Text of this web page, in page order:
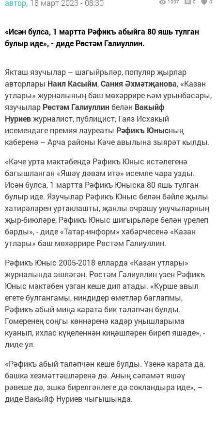
автор, 18 март 2023 - 08:30 1007 0 0
«Исән булса, 1 мартта Рәфикъ абыйга 80 яшь тулган
булыр иде», - диде Рөстәм Галиуллин.
Якташ язучылар – шагыйрьләр, популяр җырлар
авторлары Наил Касыйм,Сания Әхмәтҗанова, «Казан
утлары» журналының баш мөхәррире һәм урынбасары,
язучылар Рөстәм Галиуллинбелән Вакыйф
Нуриевжурналист, публицист, Гаяз Исхакый
исемендәге премия лауреаты Рәфикъ Юнысның
каберенә – Арча районы Кәче авылына зыярәт кылды.
«Кәче урта мәктәбендә Рәфикъ Юныс истәлегенә
багышланган «Яшәү дәвам итә» исемле чара узды.
Исән булса, 1 мартта Рәфикъ Юныска 80 яшь тулган
булыр иде. Язучылар Рәфикъ Юныс белән бәйле җылы
хатирәләрен уртаклашты, җанлы очрашу укучыларның
җыр-биюләре, Рәфикъ Юныс шигырьләре белән үрелеп
барды», - диде «Татар-информ» хәбәрчесенә «Казан
утлары» баш мөхәррире Рөстәм Галиуллин.
Рәфикъ Юныс 2005-2018 елларда «Казан утлары»
журналында эшләгән. Рөстәм Галиуллин үзен Рәфикъ
Юныс мәктәбен узган кеше дип атады. «Күрше авыл
егете булгангамы, ниндидер өметләр баглапмы,
Рәфикъ абый миңа карата бик таләпчән булды.
Гомеренең соңгы көннәренә кадәр уңышларыма
куанып, ихлас күңеленнән киңәшләрен биреп яшәде», -
диде ул.
«Рәфикъ абый таләпчән кеше булды. Үзенә карата да,
башка хезмәттәшләренә дә. Аның сәламәт яшәү
рәвеше дә, эшкә бирелгәнлеге дә сокландыра иде», –
диде Вакыйф Нуриев чыгышында.